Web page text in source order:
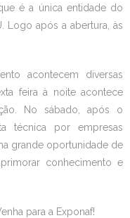
é a única entidade do
Logo após a abertura, às
acontecem diversas
feira à noite acontece
No sábado, após o
técnica por empresas
grande oportunidade de
conhecimento e
para a Exponaf!